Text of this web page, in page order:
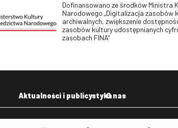
Dofinansowano ze środków Ministra
Narodowego „Digitalizacja zasobów
archiwalnych, zwiększenie
zasobów kultury udostępnianych
zasobach FINA”
Aktualności i publicystyka
Aktualności
O nas